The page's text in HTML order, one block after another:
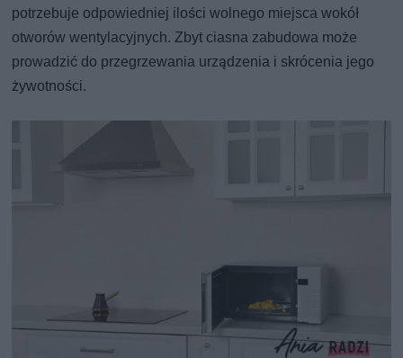
potrzebuje odpowiedniej ilości wolnego miejsca wokół
otworów wentylacyjnych. Zbyt ciasna zabudowa może
prowadzić do przegrzewania urządzenia i skrócenia jego
żywotności.